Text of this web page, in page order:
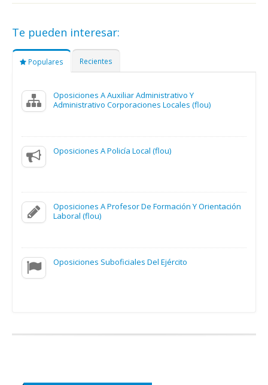
Te pueden interesar:
Populares Recientes
Oposiciones A Auxiliar Administrativo Y
Administrativo Corporaciones Locales (flou)
Oposiciones A Policía Local (flou)
Oposiciones A Profesor De Formación Y Orientación
Laboral (flou)
Oposiciones Suboficiales Del Ejército